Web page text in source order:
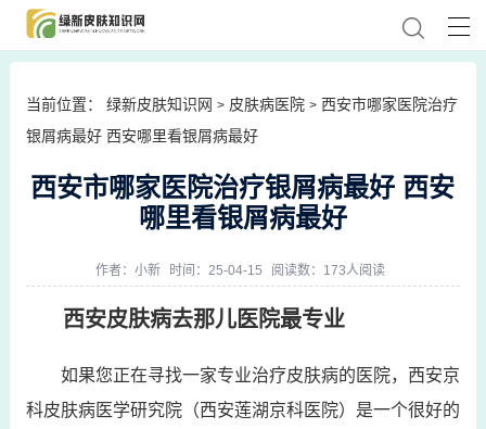
当前位置： 绿新皮肤知识网 > 皮肤病医院 > 西安市哪家医院治疗
银屑病最好 西安哪里看银屑病最好
西安市哪家医院治疗银屑病最好 西安
哪里看银屑病最好
作者： 小新 时间：25-04-15 阅读数：173人阅读
西安皮肤病去那儿医院最专业
如果您正在寻找一家专业治疗皮肤病的医院，西安京
科皮肤病医学研究院（西安莲湖京科医院）是一个很好的